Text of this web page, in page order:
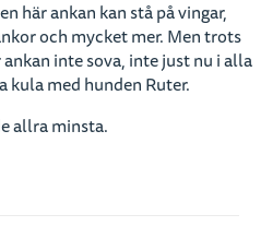
här ankan kan stå på vingar,
och mycket mer. Men trots
inte sova, inte just nu i alla
kula med hunden Ruter.
allra minsta.